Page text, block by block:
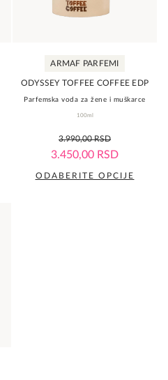
biti
stranici
proizvoda.
ARMAF PARFEMI
ODYSSEY TOFFEE COFFEE EDP
Parfemska voda za žene i muškarce
100ml
0,0
rating
3.990,00RSD
3.450,00 RSD
ODABERITE OPCIJE